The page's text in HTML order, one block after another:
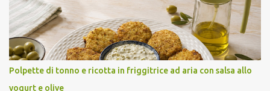
oppure come antipasto nelle giornate più calde. Come ottenere
zucchine saporite e ben marinate Per un risultato perfetto: Taglia
le zucchine a fette sottili e dello stesso spessore. Preriscalda la
friggitrice ad aria. Cuocile in più riprese senza sovrapporle.
Condiscile quando sono ancora tiepide. Lasciale riposare in
frigorifero prima di servirle. Porzioni: 2/3 Tempo di preparazione:
Polpette di tonno e ricotta in friggitrice ad aria con salsa allo
yogurt e olive